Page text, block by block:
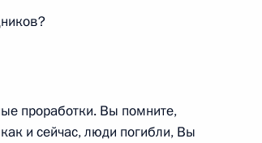
проработки. Вы помните,
и сейчас, люди погибли, Вы